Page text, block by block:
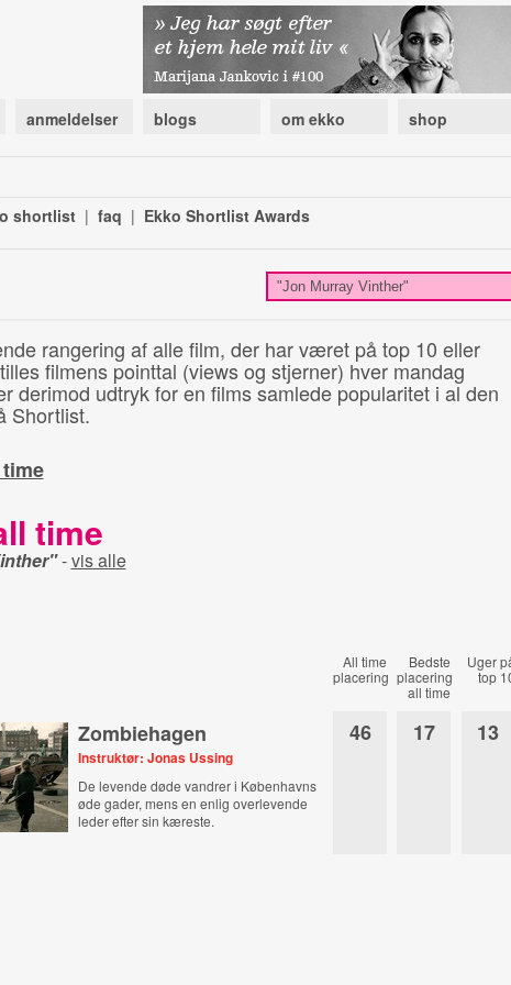
anmeldelser blogs om ekko shop
shortlist | faq | Ekko Shortlist Awards
rangering af alle film, der har været på top 10 eller
filmens pointtal (views og stjerner) hver mandag
derimod udtryk for en films samlede popularitet i al den
Shortlist.
time
-vis alle
All time
placering
Bedste
placering
all time
Uger
top
Zombiehagen
Instruktør: Jonas Ussing
De levende døde vandrer i Københavns
øde gader, mens en enlig overlevende
leder efter sin kæreste.
46 17 13